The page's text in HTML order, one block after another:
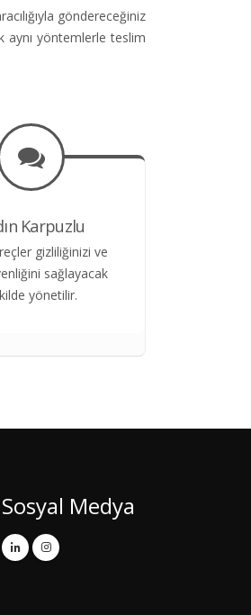
göndereceğiniz
aynı yöntemlerle teslim
Karpuzlu
gizliliğinizi ve
sağlayacak
yönetilir.
Sosyal Medya